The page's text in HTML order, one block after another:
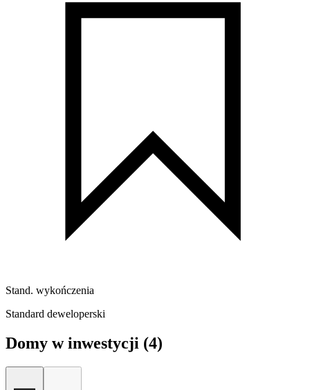
Stand. wykończenia
Standard deweloperski
Domy w inwestycji (4)